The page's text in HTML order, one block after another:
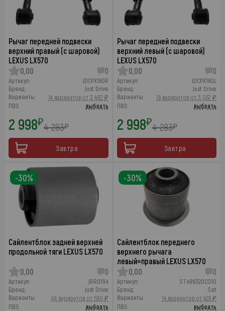
Рычаг передней подвески
верхний правый (с шаровой)
LEXUS LX570
0,00
0
Артикул:
JDCPX160R
Бренд:
Just Drive
Варианты:
14 вариантов от 3 482 ₽
ПВЗ:
выбрать
2 998₽4 283₽
Завтра
Рычаг передней подвески
верхний левый (с шаровой)
LEXUS LX570
0,00
0
Артикул:
JDCPX160L
Бренд:
Just Drive
Варианты:
16 вариантов от 3 067 ₽
ПВЗ:
выбрать
2 998₽4 283₽
Завтра
Сайлентблок задней верхней
продольной тяги LEXUS LX570
0,00 0
Артикул:
JRR0194
Бренд:
Just Drive
Варианты:
49 вариантов от 590 ₽
ПВЗ:
выбрать
-30%
Сайлентблок переднего
верхнего рычага
левый=правый LEXUS LX570
0,00
0
Артикул:
ST486320C010
Бренд:
Sat
Варианты:
14 вариантов от 426 ₽
ПВЗ:
выбрать
-30%